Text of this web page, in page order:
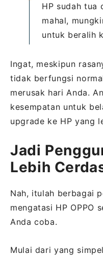
HP sudah tua
mahal,
untuk beralih
Ingat, meskipun
tidak berfungsi
merusak hari Anda.
kesempatan untuk
upgrade ke HP yang
Jadi
Lebih
Nah, itulah berbagai
mengatasi HP OPPO
Anda coba.
Mulai dari yang